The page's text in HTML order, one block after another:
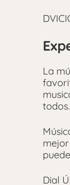
La
todos.
Dial